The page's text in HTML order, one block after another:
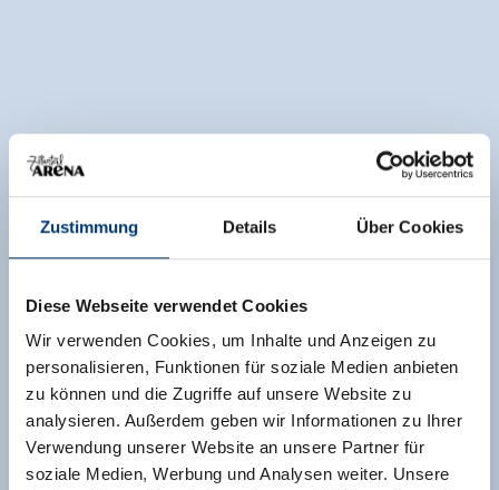
Zustimmung Details Über Cookies
Diese Webseite verwendet Cookies
Wir verwenden Cookies, um Inhalte und Anzeigen zu
personalisieren, Funktionen für soziale Medien anbieten
zu können und die Zugriffe auf unsere Website zu
analysieren. Außerdem geben wir Informationen zu Ihrer
Verwendung unserer Website an unsere Partner für
soziale Medien, Werbung und Analysen weiter. Unsere